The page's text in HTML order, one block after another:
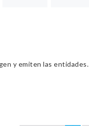
y emiten las entidades.